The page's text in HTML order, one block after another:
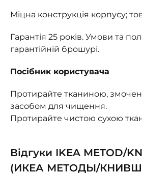
Міцна конструкція корпусу;
Гарантія 25 років. Умови та
гарантійній брошурі.
Посібник користувача
Протирайте тканиною,
засобом для чищення.
Протирайте чистою сухою
Відгуки IKEA METOD/
(ИКЕА МЕТОДЫ/